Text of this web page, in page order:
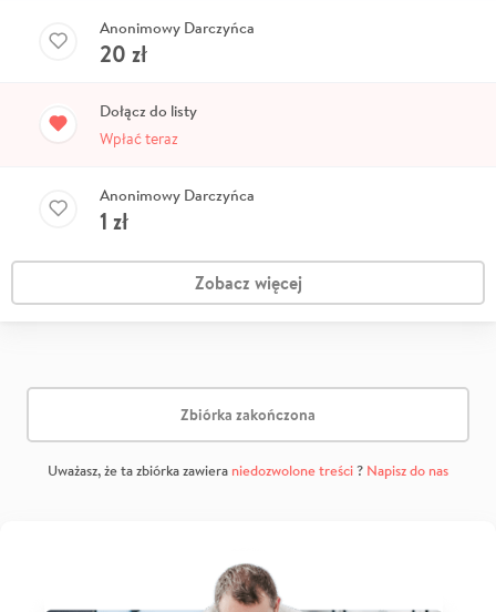
Anonimowy Darczyńca
20 zł
Dołącz do listy
Wpłać teraz
Anonimowy Darczyńca
1 zł
Zobacz więcej
Zbiórka zakończona
Uważasz, że ta zbiórka zawiera niedozwolone treści? Napisz do nas